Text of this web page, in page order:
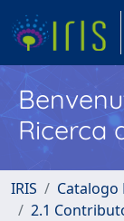
Ricerca
IRIS Catalogo
2.1